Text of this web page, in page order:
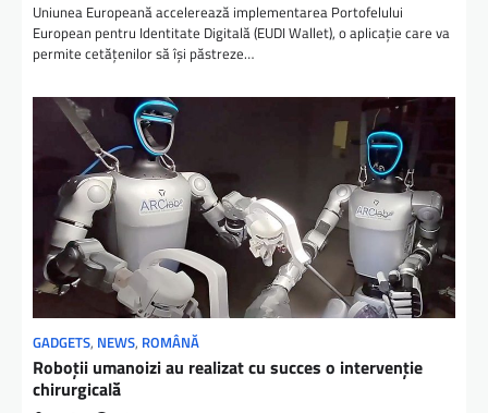
Uniunea Europeană accelerează implementarea Portofelului
European pentru Identitate Digitală (EUDI Wallet), o aplicație care va
permite cetățenilor să își păstreze…
GADGETS, NEWS, ROMÂNĂ
Roboții umanoizi au realizat cu succes o intervenție
chirurgicală